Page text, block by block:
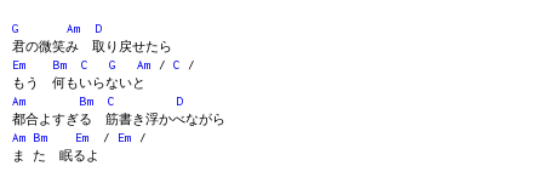
G Am
D
君の微笑み 取り戻せたら
Em
Bm C G Am / C /
もう 何もいらないと
Am
Bm C
D
都合よすぎる 筋書き浮かべながら
Am
Bm Em / Em /
ま た 眠るよ